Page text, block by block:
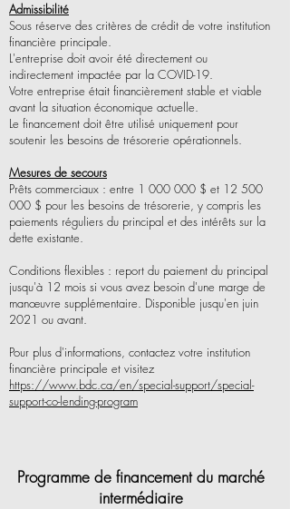
Admissibilité
Sous réserve des critères de crédit de votre institution
financière principale.
L'entreprise doit avoir été directement ou
indirectement impactée par la COVID-19.
Votre entreprise était financièrement stable et viable
avant la situation économique actuelle.
Le financement doit être utilisé uniquement pour
soutenir les besoins de trésorerie opérationnels.
Mesures de secours
Prêts commerciaux : entre 1 000 000 $ et 12 500
000 $ pour les besoins de trésorerie, y compris les
paiements réguliers du principal et des intérêts sur la
dette existante.
Conditions flexibles : report du paiement du principal
jusqu'à 12 mois si vous avez besoin d'une marge de
manœuvre supplémentaire. Disponible jusqu'en juin
2021 ou avant.
Pour plus d'informations, contactez votre institution
financière principale et visitez
https://www.bdc.ca/en/special-support/special-
support-co-lending-program
Programme de financement du marché
intermédiaire